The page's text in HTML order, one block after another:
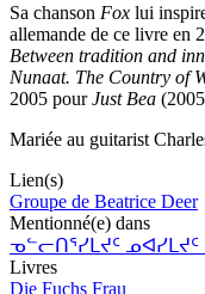
Sa chanson Fox lui
allemande de ce livre en
Between tradition and
Nunaat. The Country of
2005 pourJust Bea
Mariée au guitarist
Lien(s)
Groupe de Beatrice Deer
Mentionné(e) dans
ᓀᓪᓕᑎᕐᓯᒪᔪᑦ ᓄᐊᓯᒪᔪᑦ
Livres
Die Fuchs Frau